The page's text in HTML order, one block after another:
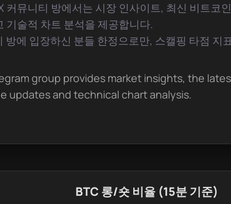
커뮤니티 방에서는 시장 인사이트, 최신 비트코
기술적 차트 분석을 제공합니다.
방에 입장하신 분들 한정으로만, 스캘핑 타점 지
group provides market insights, the
updates and technical chart analysis.
BTC 롱/숏 비율 (15분 기준)